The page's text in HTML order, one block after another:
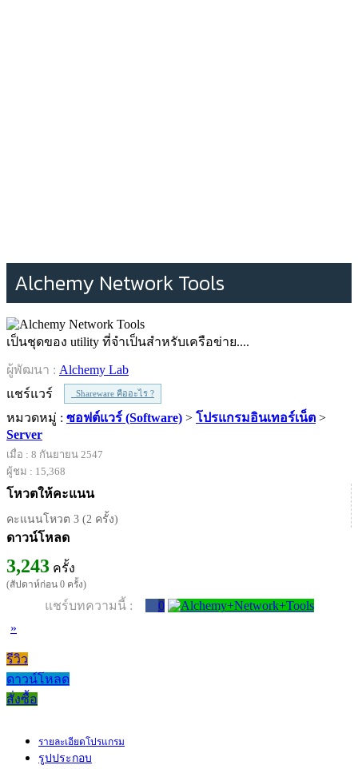
Alchemy Network Tools
เป็นชุดของ utility ที่จำเป็นสำหรับเครือข่าย....
ผู้พัฒนา : Alchemy Lab
แชร์แวร์
Shareware คืออะไร ?
หมวดหมู่ : ซอฟต์แวร์ (Software) > โปรแกรมอินเทอร์เน็ต >
Server
เมื่อ : 8 กันยายน 2547
ผู้ชม : 15,368
โหวตให้คะแนน
คะแนนโหวต 3 (2 ครั้ง)
ดาวน์โหลด
3,243 ครั้ง
(สัปดาห์ก่อน 0 ครั้ง)
แชร์บทความนี้ :
0
»
รีวิว
ดาวน์โหลด
สั่งซื้อ
รายละเอียดโปรแกรม
รูปประกอบ